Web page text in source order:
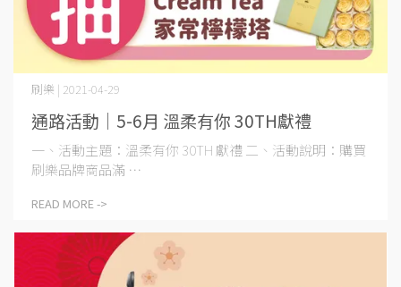
通路活動│5-6月 溫柔有你 30TH獻禮
刷樂 | 2021-04-29
一、活動主題：溫柔有你 30TH 獻禮 二、活動說明：購買
刷樂品牌商品滿 ⋯
READ MORE ->